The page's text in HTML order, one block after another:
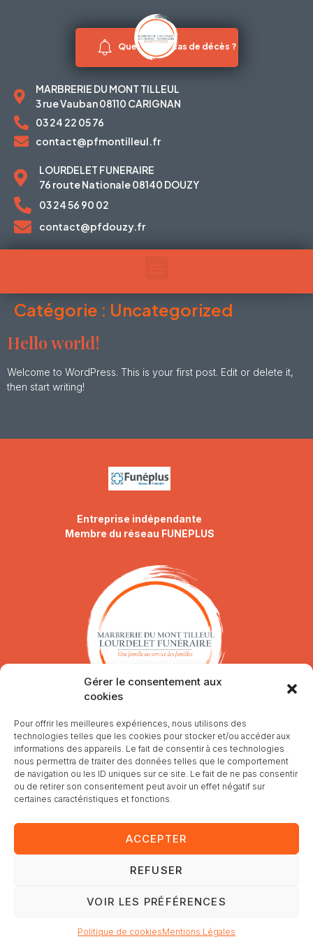
Gérer le consentement aux
cookies
Pour offrir les meilleures expériences, nous utilisons des
technologies telles que les cookies pour stocker et/ou accéder aux
informations des appareils. Le fait de consentir à ces technologies
nous permettra de traiter des données telles que le comportement
de navigation ou les ID uniques sur ce site. Le fait de ne pas consentir
ou de retirer son consentement peut avoir un effet négatif sur
certaines caractéristiques et fonctions.
ACCEPTER
REFUSER
VOIR LES PRÉFÉRENCES
Politique de cookiesMentions Légales
Que faire en cas de décès ?
MARBRERIE DU MONT TILLEUL
3 rue Vauban 08110 CARIGNAN
03 24 22 05 76
contact@pfmontilleul.fr
LOURDELET FUNERAIRE
76 route Nationale 08140 DOUZY
03 24 56 90 02
contact@pfdouzy.fr
Catégorie : Uncategorized
Hello world!
Welcome to WordPress. This is your first post. Edit or delete it,
then start writing!
Entreprise indépendante
Membre du réseau FUNEPLUS
Horaires d'ouverture
Nous somme joignables 24h/24 en cas de décès au 03 24
56 90 02
Mentions légales– Copyright © 2025. Tout droits réservés –